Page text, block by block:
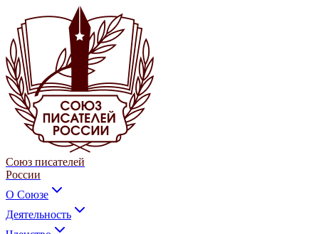
Союз писателей
России
О Союзе
Деятельность